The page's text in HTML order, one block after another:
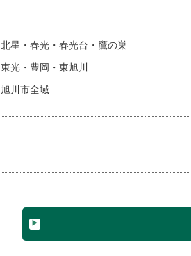
北星・春光・春光台・鷹の巣
東光・豊岡・東旭川
旭川市全域